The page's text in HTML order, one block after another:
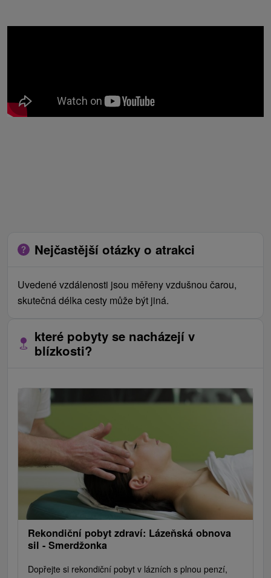
Nejčastější otázky o atrakci
Uvedené vzdálenosti jsou měřeny vzdušnou čarou,
skutečná délka cesty může být jiná.
které pobyty se nacházejí v
blízkosti?
Rekondiční pobyt zdraví: Lázeňská obnova
sil - Smerdžonka
Dopřejte si rekondiční pobyt v lázních s plnou penzí,